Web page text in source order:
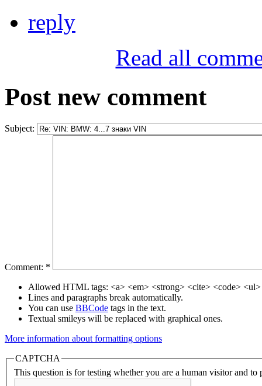
reply
Read all
Post new comment
Subject:
Comment: *
Allowed HTML tags: <a> <em> <strong> <cite> <code>
Lines and paragraphs break automatically.
You can use BBCode tags in the text.
Textual smileys will be replaced with graphical ones.
More information about formatting options
CAPTCHA
This question is for testing whether you are a human visitor and to